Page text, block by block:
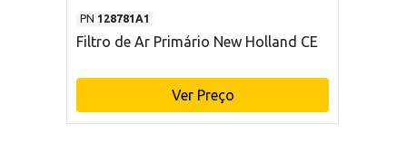
PN 128781A1
Filtro de Ar Primário New Holland CE
Ver Preço